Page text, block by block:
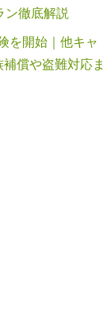
ン徹底解説
を開始｜他キャ
償や盗難対応ま